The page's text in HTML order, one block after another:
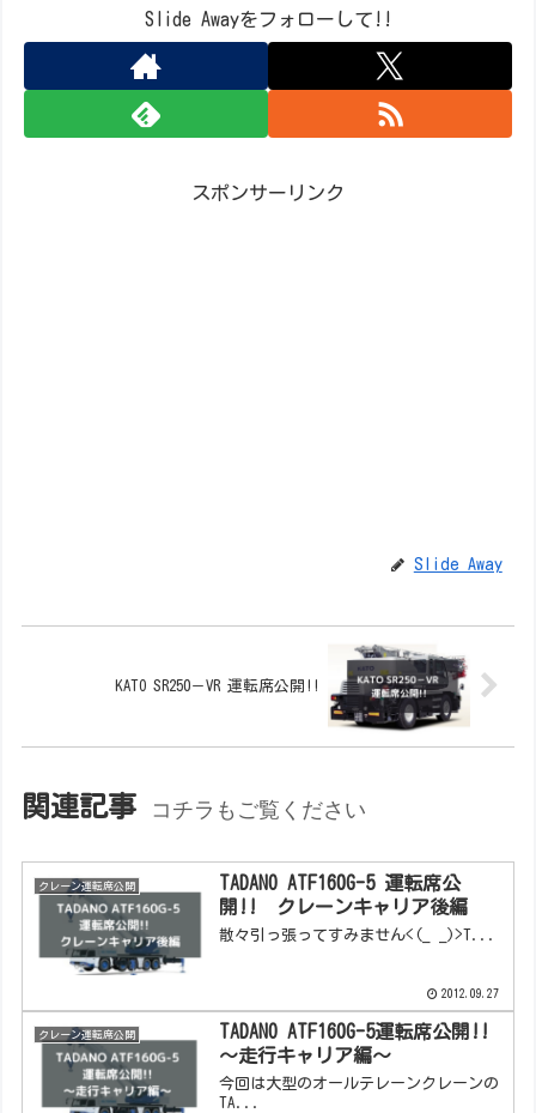
Slide Awayをフォローして!!
スポンサーリンク
Slide Away
KATO SR250－VR 運転席公開!!
関連記事 コチラもご覧ください
クレーン運転席公開
TADANO ATF160G-5 運転席公
開!! クレーンキャリア後編
散々引っ張ってすみません<(_ _)>T...
2012.09.27
クレーン運転席公開
TADANO ATF160G-5運転席公開!!
～走行キャリア編～
今回は大型のオールテレーンクレーンの
TA...